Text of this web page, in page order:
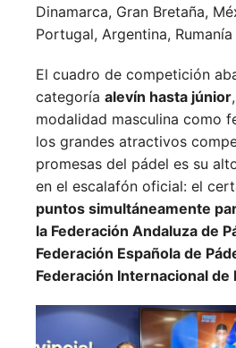
Dinamarca, Gran Bretaña,
Portugal, Argentina,
El cuadro de competición
categoría alevín hasta júnior
modalidad masculina como
los grandes atractivos
promesas del pádel es su
en el escalafón oficial: el
puntos simultáneamente
la Federación Andaluza de
Federación Española de
Federación Internacional de